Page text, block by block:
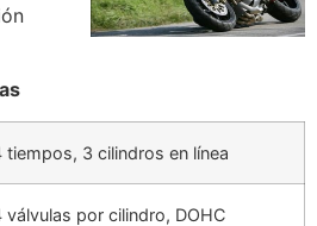
tiempos, 3 cilindros en línea
válvulas por cilindro, DOHC